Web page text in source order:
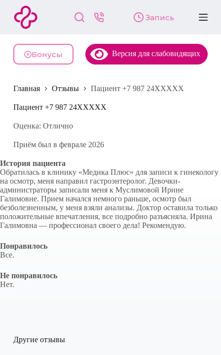
й
и
у
и
Запись
Бонусы Версия для слабовидящих
Главная Отзывы Пациент +7 987 24XXXXX
Пациент +7 987 24XXXXX
Оценка: Отлично
Приём был в феврале 2026
История пациента
Обратилась в клинику «Медика Плюс» для записи к гинекологу
на осмотр, меня направил гастроэнтеролог. Девочки-
администраторы записали меня к Муслимовой Ирине
Галимовне. Прием начался немного раньше, осмотр был
безболезненным, у меня взяли анализы. Доктор оставила только
положительные впечатления, все подробно разъясняла. Ирина
Галимовна — профессионал своего дела! Рекомендую.
Понравилось
Все.
Не понравилось
Нет.
Другие отзывы